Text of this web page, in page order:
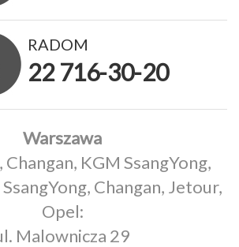
RADOM
22 716-30-20
Warszawa
Changan, KGM SsangYong,
Changan, Jetour,
Opel:
Malownicza 29